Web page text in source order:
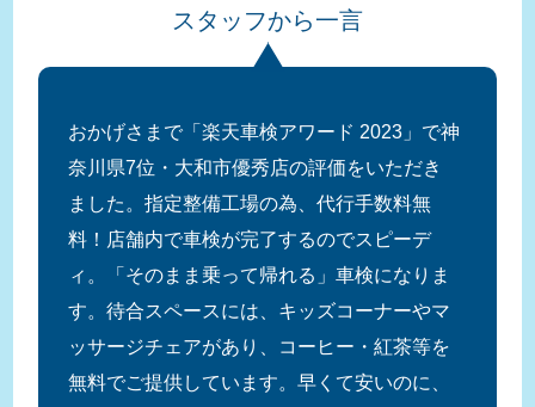
スタッフから一言
おかげさまで「楽天車検アワード 2023」で神
奈川県7位・大和市優秀店の評価をいただき
ました。指定整備工場の為、代行手数料無
料！店舗内で車検が完了するのでスピーデ
ィ。「そのまま乗って帰れる」車検になりま
す。待合スペースには、キッズコーナーやマ
ッサージチェアがあり、コーヒー・紅茶等を
無料でご提供しています。早くて安いのに、